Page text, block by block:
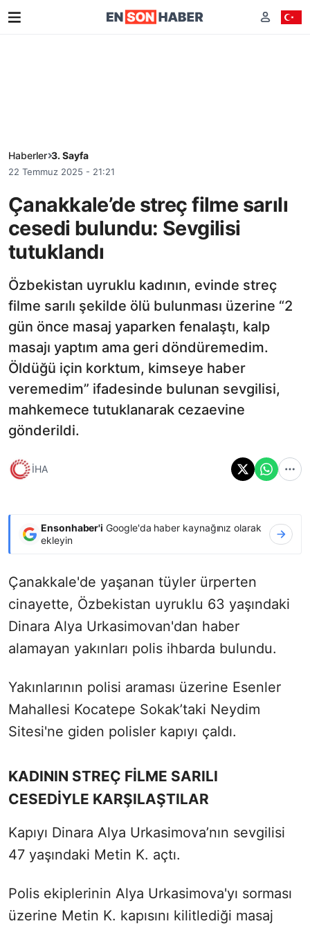
Haberler 3. Sayfa
22 Temmuz 2025 - 21:21
Çanakkale’de streç filme sarılı
cesedi bulundu: Sevgilisi
tutuklandı
Özbekistan uyruklu kadının, evinde streç
filme sarılı şekilde ölü bulunması üzerine “2
gün önce masaj yaparken fenalaştı, kalp
masajı yaptım ama geri döndüremedim.
Öldüğü için korktum, kimseye haber
veremedim” ifadesinde bulunan sevgilisi,
mahkemece tutuklanarak cezaevine
gönderildi.
İHA
Ensonhaber'i Google'da haber kaynağınız olarak
ekleyin
Çanakkale'de yaşanan tüyler ürperten
cinayette, Özbekistan uyruklu 63 yaşındaki
Dinara Alya Urkasimovan'dan haber
alamayan yakınları polis ihbarda bulundu.
Yakınlarının polisi araması üzerine Esenler
Mahallesi Kocatepe Sokak’taki Neydim
Sitesi'ne giden polisler kapıyı çaldı.
KADININ STREÇ FİLME SARILI
CESEDİYLE KARŞILAŞTILAR
Kapıyı Dinara Alya Urkasimova’nın sevgilisi
47 yaşındaki Metin K. açtı.
Polis ekiplerinin Alya Urkasimova'yı sorması
üzerine Metin K. kapısını kilitlediği masaj